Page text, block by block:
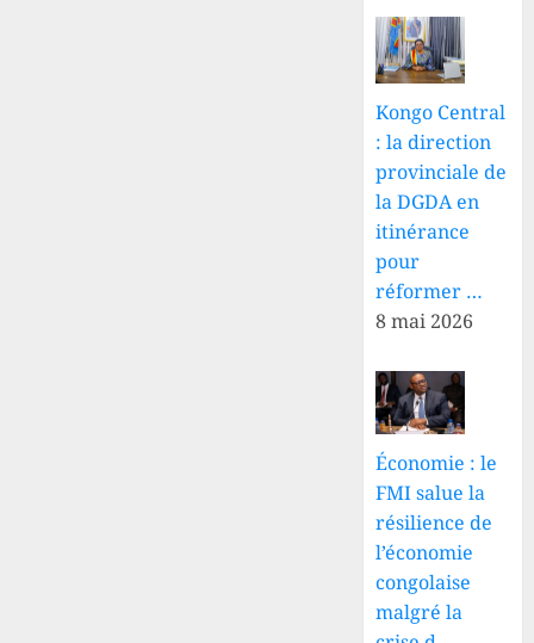
Kongo Central
: la direction
provinciale de
la DGDA en
itinérance
pour
réformer …
8 mai 2026
Économie : le
FMI salue la
résilience de
l’économie
congolaise
malgré la